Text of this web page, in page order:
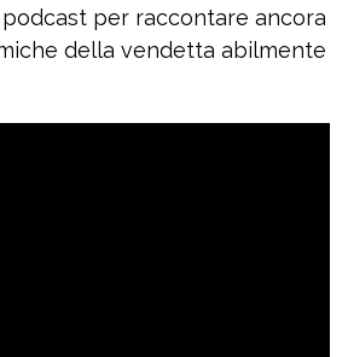
per raccontare ancora
della vendetta abilmente